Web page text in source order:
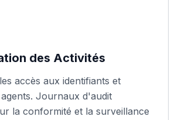
des Activités
accès aux identifiants et
Journaux d'audit
la conformité et la surveillance